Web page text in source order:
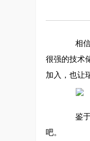
相信
很强的技术
加入，也让
鉴于
吧。